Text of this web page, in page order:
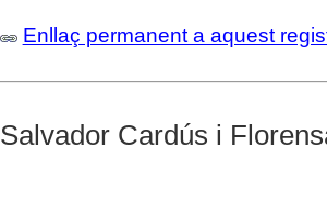
Enllaç permanent a aquest
Salvador Cardús i